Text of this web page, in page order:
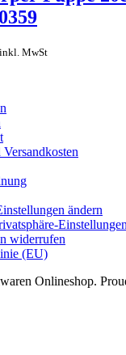
inkl. MwSt
ändern
Einstellungen
widerrufen
(EU)
Onlineshop.